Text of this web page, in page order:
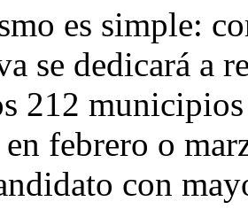
es simple:
se dedicará a
212
febrero o
con